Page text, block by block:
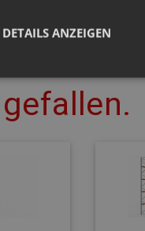
DETAILS ANZEIGEN